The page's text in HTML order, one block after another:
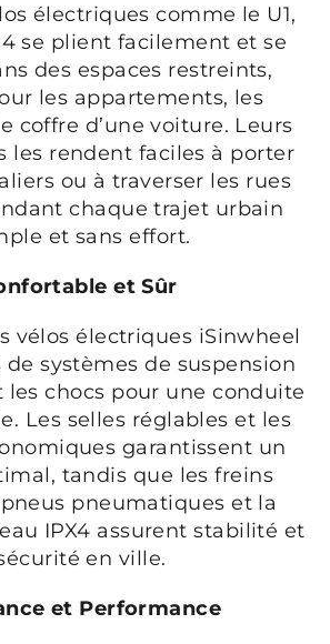
électriques comme le U1,
se plient facilement et se
des espaces restreints,
les appartements, les
coffre d’une voiture. Leurs
les rendent faciles à porter
ou à traverser les rues
chaque trajet urbain
et sans effort.
et Sûr
vélos électriques iSinwheel
systèmes de suspension
chocs pour une conduite
Les selles réglables et les
garantissent un
tandis que les freins
pneumatiques et la
IPX4 assurent stabilité et
en ville.
et Performance